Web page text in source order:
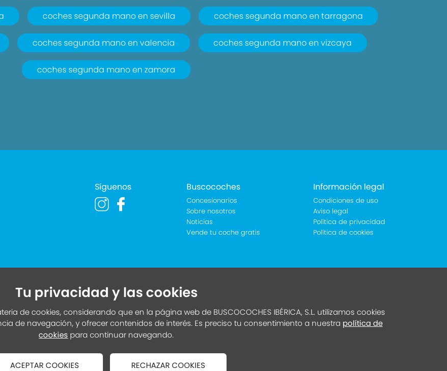
coches segunda mano en sevilla coches segunda mano en tarragona
coches segunda mano en valencia coches segunda mano en vizcaya
coches segunda mano en zamora
Síguenos Buscocoches
Concesionarios
Sobre nosotros
Noticias
Vende tu coche gratis
Información legal
Condiciones de uso
Aviso legal
Política de privacidad
Política de cookies
Tu privacidad y las cookies
de cookies, considerando que en la página web de BUSCOCOCHES IBÉRICA, S.L. utilizamos cookies
de navegación, y ofrecer contenidos de interés. Es preciso tu consentimiento a nuestra política de
cookies para continuar navegando.
ACEPTAR COOKIES RECHAZAR COOKIES